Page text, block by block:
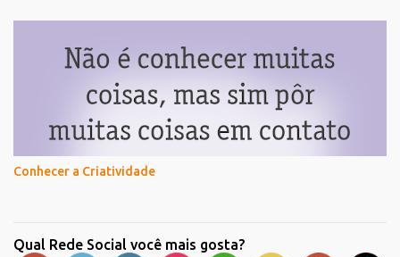
Conhecer a Criatividade
Qual Rede Social você mais gosta?